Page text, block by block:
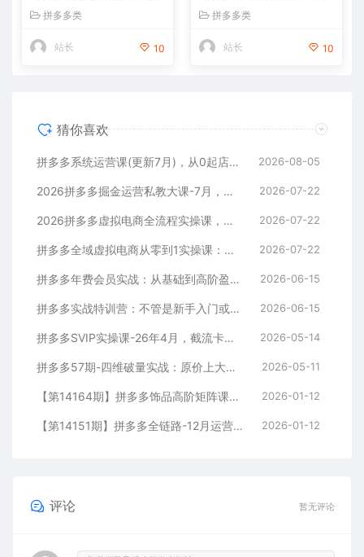
套教学
拼多多类
站长 10
货全流程
拼多多类
站长 10
猜你喜欢
拼多多系统运营课(更新7月)，从0起店到爆款复制，快速实现稳定日销千单，月利润破5万 2026-08-05
2026拼多多掘金运营私教大课-7月，流量推广定价申诉全覆盖，一套打法稳定店铺长期出单 2026-07-22
2026拼多多虚拟电商全流程实操课，开店选品插件自动化，多店矩阵运营新手避坑全套教学 2026-07-22
拼多多全域虚拟电商从零到1实操课：平台入驻+选品+自动上架+阿奇索配置+自动发货全流程 2026-07-22
拼多多年费会员实战：从基础到高阶盈利，干货拉满，诊断+推广+活动全教 2026-06-15
拼多多实战特训营：不管是新手入门或老商家冲量，都有实操方法，跟着学，少走弯路 2026-06-15
拼多多SVIP实操课-26年4月，截流卡大促+无痕涨价+无限群爆款+AI赋能爆单新玩法，带你打爆店铺 2026-05-14
拼多多57期-四维破量实战：原价上大促+裂变+极速推+进2退1，月销50W店操作案例 2026-05-11
【第14164期】拼多多饰品高阶矩阵课，铺款策略、全站托管、店群布局，矩阵运营，打造月利润5万+店 2026-01-12
【第14151期】拼多多全链路-12月运营课，爆款打造、卡投产技术、活动破局，店铺单日利润破万 2026-01-12
评论 暂无评论